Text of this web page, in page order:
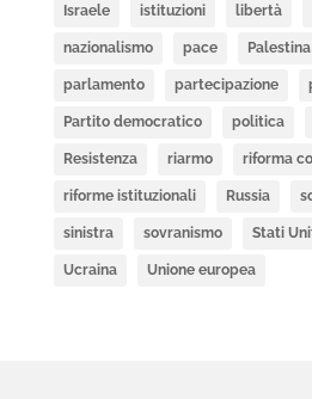
Israele istituzioni libertà
nazionalismo pace Palestina
parlamento partecipazione
Partito democratico politica
Resistenza riarmo riforma
riforme istituzionali Russia
sinistra sovranismo Stati
Ucraina Unione europea